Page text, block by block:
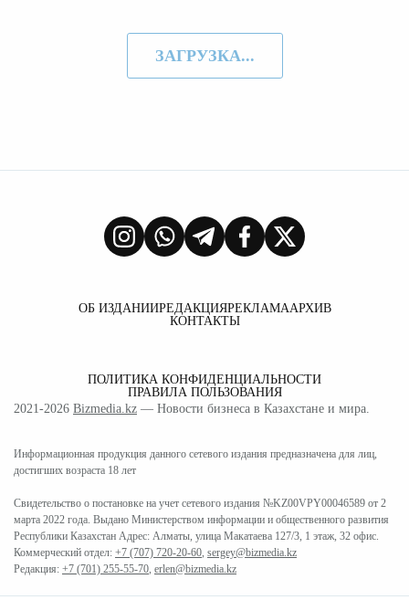
ЗАГРУЗКА...
ОБ ИЗДАНИИРЕДАКЦИЯРЕКЛАМААРХИВ
КОНТАКТЫ
ПОЛИТИКА КОНФИДЕНЦИАЛЬНОСТИ
ПРАВИЛА ПОЛЬЗОВАНИЯ
2021-2026 Bizmedia.kz — Новости бизнеса в Казахстане и мира.
Информационная продукция данного сетевого издания предназначена для лиц,
достигших возраста 18 лет
Свидетельство о постановке на учет сетевого издания №KZ00VPY00046589 от 2
марта 2022 года. Выдано Министерством информации и общественного развития
Республики Казахстан Адрес: Алматы, улица Макатаева 127/3, 1 этаж, 32 офис.
Коммерческий отдел: +7 (707) 720-20-60 sergey@bizmedia.kz
Редакция: +7 (701) 255-55-70 erlen@bizmedia.kz